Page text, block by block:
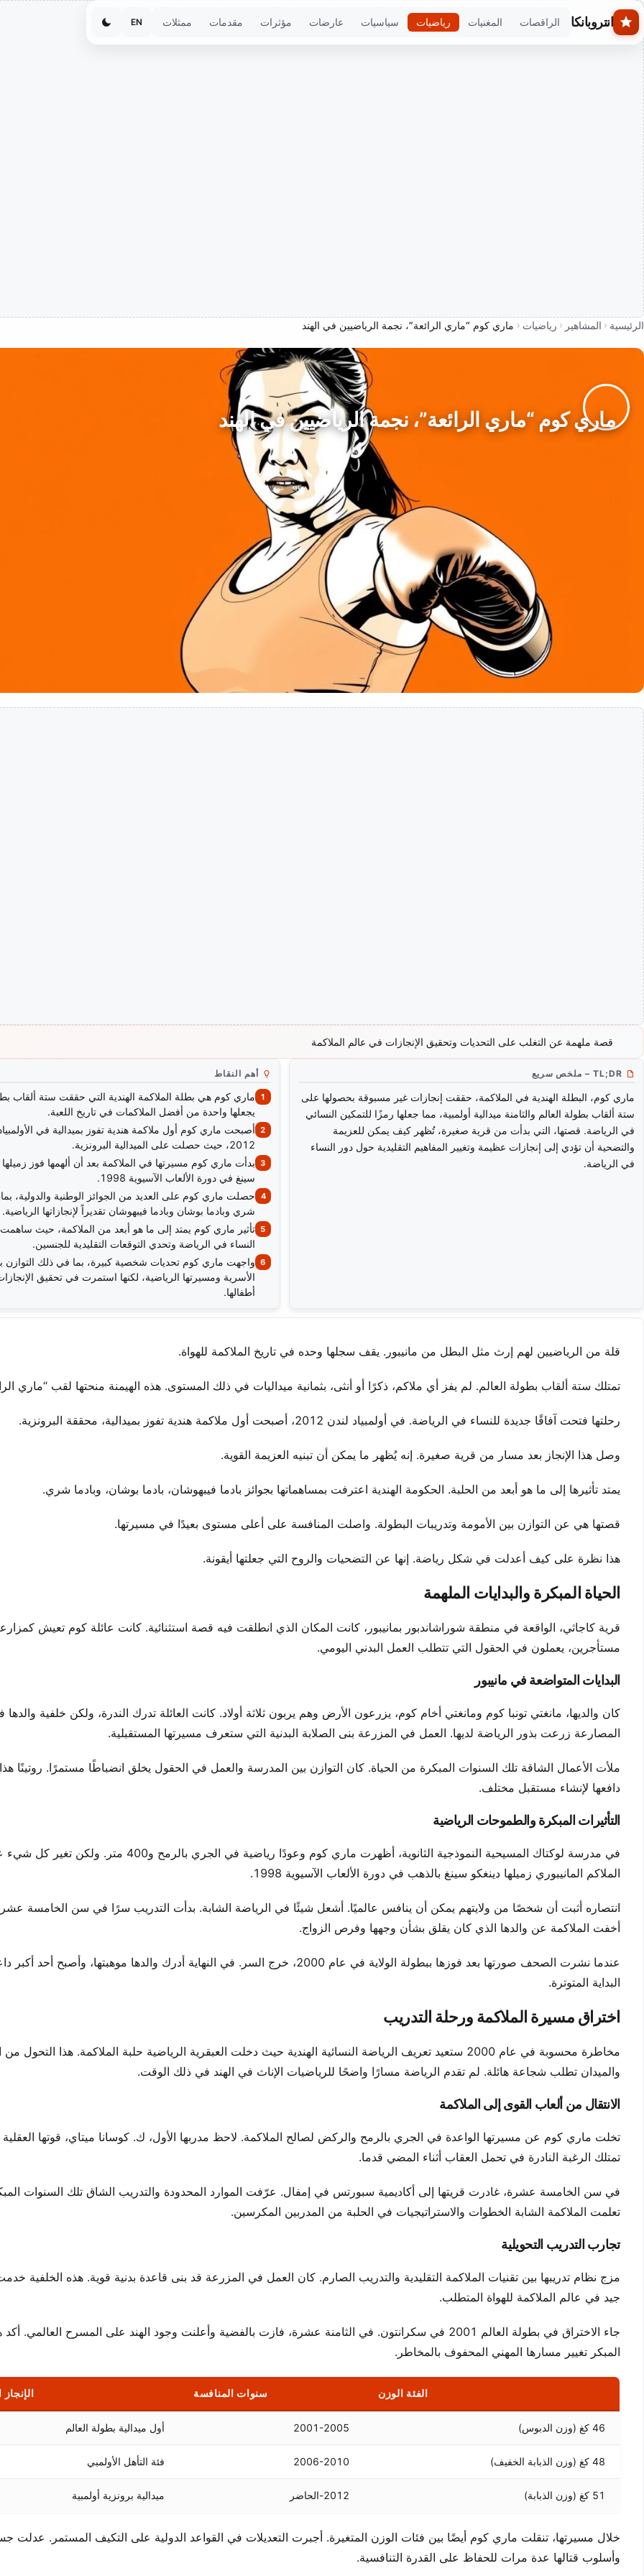
Skip to main content
انتروبانكا الراقصات المغنيات رياضيات سياسيات عارضات مؤثرات مقدمات ممثلات EN
الرئيسية المشاهير رياضيات ماري كوم “ماري الرائعة”، نجمة الرياضيين في الهند
ماري كوم “ماري الرائعة”، نجمة الرياضيين في الهند
قصة ملهمة عن التغلب على التحديات وتحقيق الإنجازات في عالم الملاكمة
TL;DR – ملخص سريع
ماري كوم، البطلة الهندية في الملاكمة، حققت إنجازات غير مسبوقة بحصولها على
ستة ألقاب بطولة العالم والثامنة ميدالية أولمبية، مما جعلها رمزًا للتمكين النسائي
في الرياضة. قصتها، التي بدأت من قرية صغيرة، تُظهر كيف يمكن للعزيمة
والتضحية أن تؤدي إلى إنجازات عظيمة وتغيير المفاهيم التقليدية حول دور النساء
في الرياضة.
أهم النقاط
ماري كوم هي بطلة الملاكمة الهندية التي حققت ستة ألقاب
يجعلها واحدة من أفضل الملاكمات في تاريخ اللعبة.
أصبحت ماري كوم أول ملاكمة هندية تفوز بميدالية في
2012، حيث حصلت على الميدالية البرونزية.
بدأت ماري كوم مسيرتها في الملاكمة بعد أن ألهمها فوز زميلها
سينغ في دورة الألعاب الآسيوية 1998.
حصلت ماري كوم على العديد من الجوائز الوطنية والدولية،
شري وبادما بوشان وبادما فيبهوشان تقديراً لإنجازاتها الرياضية.
تأثير ماري كوم يمتد إلى ما هو أبعد من الملاكمة، حيث
النساء في الرياضة وتحدي التوقعات التقليدية للجنسين.
واجهت ماري كوم تحديات شخصية كبيرة، بما في ذلك التوازن
الأسرية ومسيرتها الرياضية، لكنها استمرت في تحقيق
أطفالها.
قلة من الرياضيين لهم إرث مثل البطل من مانيبور. يقف سجلها وحده في تاريخ الملاكمة للهواة.
تمتلك ستة ألقاب بطولة العالم. لم يفز أي ملاكم، ذكرًا أو أنثى، بثمانية ميداليات في ذلك المستوى. هذه الهيمنة منحتها لقب “ماري
رحلتها فتحت آفاقًا جديدة للنساء في الرياضة. في أولمبياد لندن 2012، أصبحت أول ملاكمة هندية تفوز بميدالية، محققة البرونزية.
وصل هذا الإنجاز بعد مسار من قرية صغيرة. إنه يُظهر ما يمكن أن تبنيه العزيمة القوية.
يمتد تأثيرها إلى ما هو أبعد من الحلبة. الحكومة الهندية اعترفت بمساهماتها بجوائز بادما فيبهوشان، بادما بوشان، وبادما شري.
قصتها هي عن التوازن بين الأمومة وتدريبات البطولة. واصلت المنافسة على أعلى مستوى بعيدًا في مسيرتها.
هذا نظرة على كيف أعدلت في شكل رياضة. إنها عن التضحيات والروح التي جعلتها أيقونة.
الحياة المبكرة والبدايات الملهمة
قرية كاجاثي، الواقعة في منطقة شوراشاندبور بمانيبور، كانت المكان الذي انطلقت فيه قصة استثنائية. كانت عائلة كوم تعيش
مستأجرين، يعملون في الحقول التي تتطلب العمل البدني اليومي.
البدايات المتواضعة في مانيبور
كان والديها، مانغتي تونبا كوم ومانغتي أخام كوم، يزرعون الأرض وهم يربون ثلاثة أولاد. كانت العائلة تدرك الندرة، ولكن خلفية والدها
المصارعة زرعت بذور الرياضة لديها. العمل في المزرعة بنى الصلابة البدنية التي ستعرف مسيرتها المستقبلية.
ملأت الأعمال الشاقة تلك السنوات المبكرة من الحياة. كان التوازن بين المدرسة والعمل في الحقول يخلق انضباطًا مستمرًا. روتينًا
دافعها لإنشاء مستقبل مختلف.
التأثيرات المبكرة والطموحات الرياضية
في مدرسة لوكتاك المسيحية النموذجية الثانوية، أظهرت ماري كوم وعودًا رياضية في الجري بالرمح
الملاكم المانيبوري زميلها دينغكو سينغ بالذهب في دورة الألعاب الآسيوية 1998.
انتصاره أثبت أن شخصًا من ولايتهم يمكن أن ينافس عالميًا. أشعل شيئًا في الرياضة الشابة. بدأت التدريب سرًا في سن الخامسة
أخفت الملاكمة عن والدها الذي كان يقلق بشأن وجهها وفرص الزواج.
عندما نشرت الصحف صورتها بعد فوزها ببطولة الولاية في عام 2000، خرج السر. في النهاية أدرك والدها موهبتها، وأصبح أحد
البداية المتوترة.
اختراق مسيرة الملاكمة ورحلة التدريب
مخاطرة محسوبة في عام 2000 ستعيد تعريف الرياضة النسائية الهندية حيث دخلت العبقرية الرياضية حلبة الملاكمة. هذا التحول
والميدان تطلب شجاعة هائلة. لم تقدم الرياضة مسارًا واضحًا للرياضيات الإناث في الهند في ذلك الوقت.
الانتقال من ألعاب القوى إلى الملاكمة
تخلت ماري كوم عن مسيرتها الواعدة في الجري بالرمح والركض لصالح الملاكمة. لاحظ مدربها الأول، ك. كوسانا ميتاي، قوتها
تمتلك الرغبة النادرة في تحمل العقاب أثناء المضي قدما.
في سن الخامسة عشرة، غادرت قريتها إلى أكاديمية سبورتس في إمفال. عرّفت الموارد المحدودة والتدريب الشاق تلك السنوات
تعلمت الملاكمة الشابة الخطوات والاستراتيجيات في الحلبة من المدربين المكرسين.
تجارب التدريب التحويلية
مزج نظام تدريبها بين تقنيات الملاكمة التقليدية والتدريب الصارم. كان العمل في المزرعة قد بنى قاعدة بدنية قوية. هذه الخلفية
جيد في عالم الملاكمة للهواة المتطلب.
جاء الاختراق في بطولة العالم 2001 في سكرانتون. في الثامنة عشرة، فازت بالفضية وأعلنت وجود الهند على المسرح العالمي.
المبكر تغيير مسارها المهني المحفوف بالمخاطر.
الفئة الوزن سنوات المنافسة
46 كغ (وزن الدبوس) 2001-2005 أول ميدالية بطولة العالم
48 كغ (وزن الذبابة الخفيف) 2006-2010 فئة التأهل الأولمبي
51 كغ (وزن الذبابة) 2012-الحاضر ميدالية برونزية أولمبية
خلال مسيرتها، تنقلت ماري كوم أيضًا بين فئات الوزن المتغيرة. أجبرت التعديلات في القواعد الدولية على التكيف المستمر. عدلت
وأسلوب قتالها عدة مرات للحفاظ على القدرة التنافسية.